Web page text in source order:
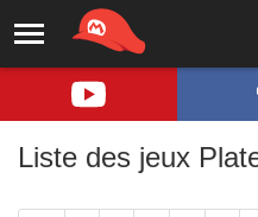
Liste des jeux